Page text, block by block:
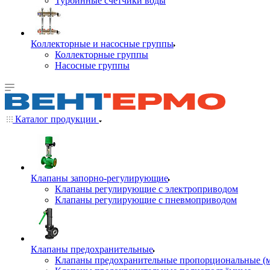
Коллекторные и насосные группы
Коллекторные группы
Насосные группы
Каталог продукции
Клапаны запорно-регулирующие
Клапаны регулирующие с электроприводом
Клапаны регулирующие с пневмоприводом
Клапаны предохранительные
Клапаны предохранительные пропорциональные